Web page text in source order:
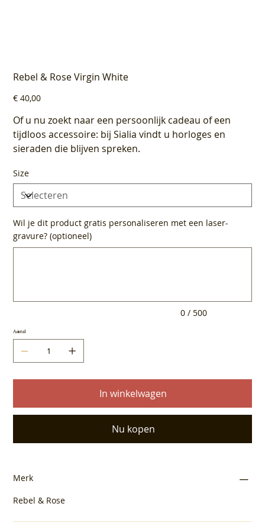
Rebel & Rose Virgin White
Prijs
€ 40,00
Of u nu zoekt naar een persoonlijk cadeau of een
tijdloos accessoire: bij Sialia vindt u horloges en
sieraden die blijven spreken.
Size
Wil je dit product gratis personaliseren met een laser-
gravure? (optioneel)
0 / 500
Aantal
In winkelwagen
Nu kopen
Merk
Rebel & Rose